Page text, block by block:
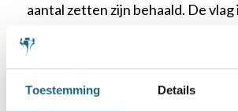
Toestemming Details
aantal zetten zijn behaald. De vlag
hoewel wit de veertigste zet heeft
heeft hij de veertigste zet op het
immers gedaan vóórdat zwart